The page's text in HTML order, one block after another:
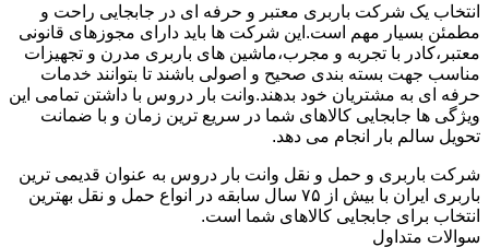
انتخاب یک شرکت باربری معتبر و حرفه ای در جابجایی راحت و
مطمئن بسیار مهم است.این شرکت ها باید دارای مجوزهای قانونی
معتبر،کادر با تجربه و مجرب،ماشین های باربری مدرن و تجهیزات
مناسب جهت بسته بندی صحیح و اصولی باشند تا بتوانند خدمات
حرفه ای به مشتریان خود بدهند.وانت بار دروس با داشتن تمامی این
ویژگی ها جابجایی کالاهای شما در سریع ترین زمان و با ضمانت
تحویل سالم بار انجام می دهد.
شرکت باربری و حمل و نقل وانت بار دروس به عنوان قدیمی ترین
باربری ایران با بیش از ۷۵ سال سابقه در انواع حمل و نقل بهترین
انتخاب برای جابجایی کالاهای شما است.
سوالات متداول